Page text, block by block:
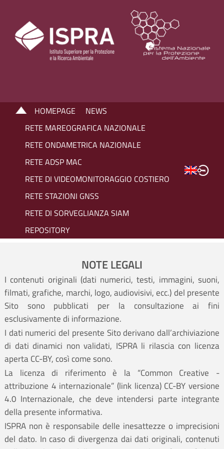
HOMEPAGE
NEWS
RETE MAREOGRAFICA NAZIONALE
RETE ONDAMETRICA NAZIONALE
RETE ADSP MAC
RETE DI VIDEOMONITORAGGIO COSTIERO
RETE STAZIONI GNSS
RETE DI SORVEGLIANZA SIAM
REPOSITORY
NOTE LEGALI
I contenuti originali (dati numerici, testi, immagini, suoni,
filmati, grafiche, marchi, logo, audiovisivi, ecc.) del presente
Sito sono pubblicati per la consultazione ai fini
esclusivamente di informazione.
I dati numerici del presente Sito derivano dall’archiviazione
di dati dinamici non validati, ISPRA li rilascia con licenza
aperta CC-BY, così come sono.
La licenza di riferimento è la “Common Creative -
attribuzione 4 internazionale” (link licenza) CC-BY versione
4.0 Internazionale, che deve intendersi parte integrante
della presente informativa.
ISPRA non è responsabile delle inesattezze o imprecisioni
del dato. In caso di divergenza dai dati originali, contenuti